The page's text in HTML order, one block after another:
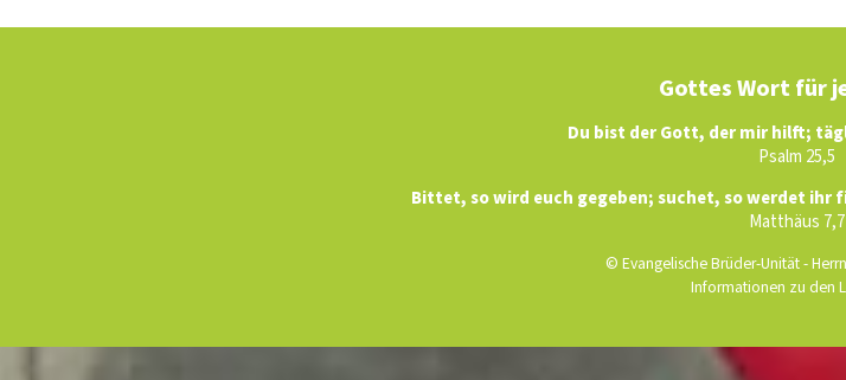
Gottes Wort für
Du bist der Gott, der mir hilft;
Psalm 25,5
Bittet, so wird euch gegeben; suchet, so werdet
Matthäus 7,7
© Evangelische Brüder-Unität -
Informationen zu den